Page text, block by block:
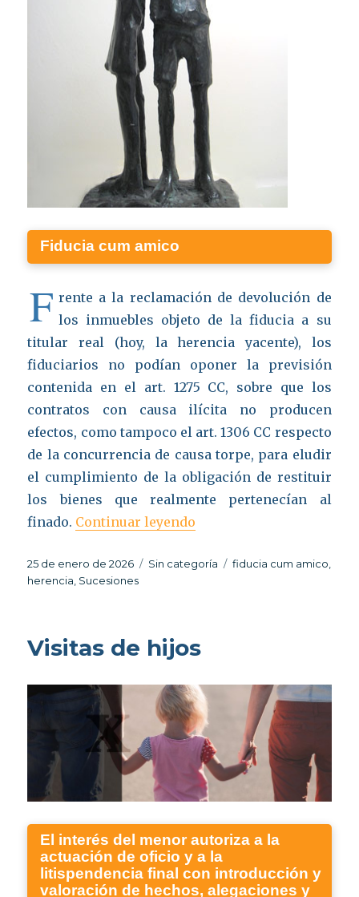
Fiducia cum amico
F rente a la reclamación de devolución de
los inmuebles objeto de la fiducia a su
titular real (hoy, la herencia yacente), los
fiduciarios no podían oponer la previsión
contenida en el art. 1275 CC, sobre que los
contratos con causa ilícita no producen
efectos, como tampoco el art. 1306 CC respecto
de la concurrencia de causa torpe, para eludir
el cumplimiento de la obligación de restituir
los bienes que realmente pertenecían al
finado. Continuar leyendo
Publicado
el
25 de enero de 2026 Categorías
Sin categoría Etiquetas
fiducia cum amico,
herencia, Sucesiones
Visitas de hijos
El interés del menor autoriza a la
actuación de oficio y a la
litispendencia final con introducción y
valoración de hechos, alegaciones y